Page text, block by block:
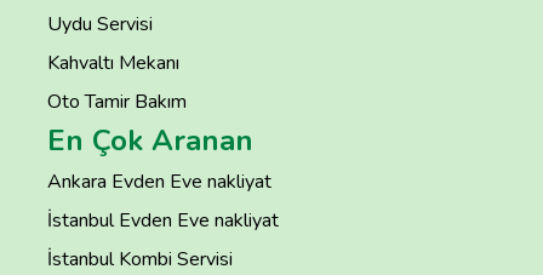
Uydu Servisi
Kahvaltı Mekanı
Oto Tamir Bakım
En Çok Aranan
Ankara Evden Eve nakliyat
İstanbul Evden Eve nakliyat
İstanbul Kombi Servisi